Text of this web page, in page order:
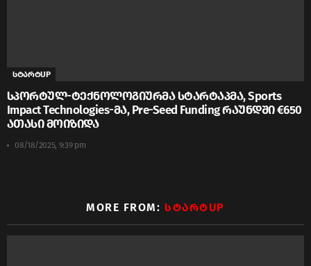
სტარტUP
სპორტულ-ტექნოლოგიურმა სტარტაპმა, Sports
Impact Technologies-მა, Pre-Seed Funding რაუნდში €650
ათასი მოიზიდა
08/18/2025, 9:39 pm
MORE FROM:ᲡᲢᲐᲠᲢUP